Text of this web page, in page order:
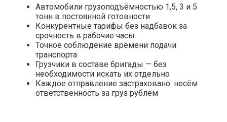
Автомобили грузоподъёмностью 1,5, 3 и 5
тонн в постоянной готовности
Конкурентные тарифы без надбавок за
срочность в рабочие часы
Точное соблюдение времени подачи
транспорта
Грузчики в составе бригады — без
необходимости искать их отдельно
Каждое отправление застраховано: несём
ответственность за груз рублём